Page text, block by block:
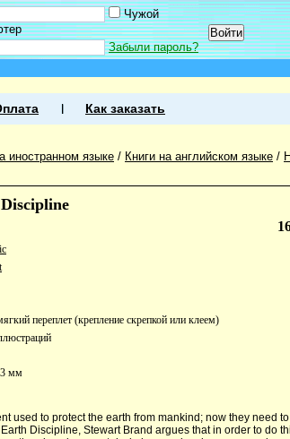
Чужой
Забыли пароль?
Как заказать
иностранном языке / Книги на английском языке /
переплет (крепление скрепкой или клеем)
мм
used to protect the earth from mankind; now they need
Discipline, Stewart Brand argues that in order to do